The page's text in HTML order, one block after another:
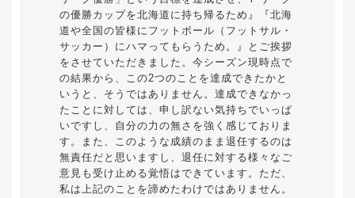
の優勝カップを北海道に持ち帰るため』『北海
道や全国の皆様にフットボール（フットサル・
サッカー）にハマってもらうため。』とご挨拶
をさせていただきました。今シーズン現時点で
の結果から、この2つのことを達成できたかと
いうと、そうではありません。達成できなかっ
たことに対しては、申し訳ない気持ちでいっぱ
いですし、自分の力の無さを強く感じておりま
す。また、このような成績のまま退任するのは
無責任だと思いますし、退任に対する様々なご
意見も受け止める覚悟はできています。ただ、
私は上記のことを諦めたわけではありません。